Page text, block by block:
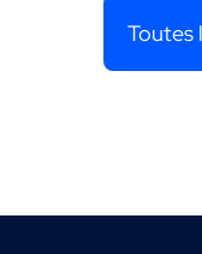
Toutes